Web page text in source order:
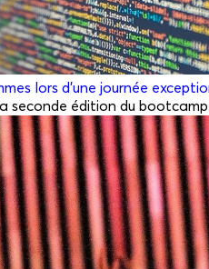
lors d’une journée
seconde édition du